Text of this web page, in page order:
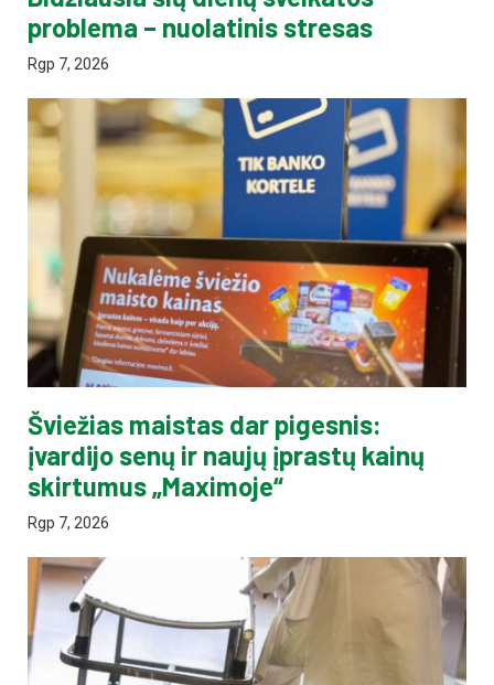
problema – nuolatinis stresas
Rgp 7, 2026
Šviežias maistas dar pigesnis:
įvardijo senų ir naujų įprastų kainų
skirtumus „Maximoje“
Rgp 7, 2026